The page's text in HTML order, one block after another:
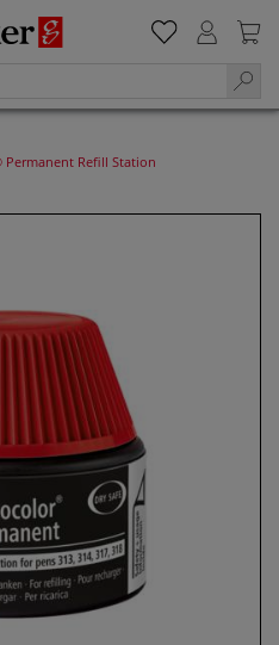
Permanent Refill Station